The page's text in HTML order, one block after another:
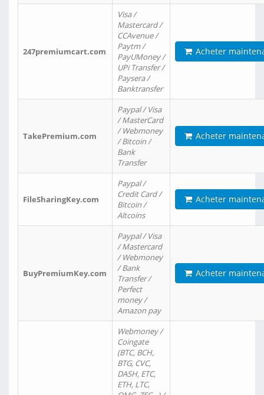
247premiumcart.com
Visa /
Mastercard /
CCAvenue /
Paytm /
PayUMoney /
UPi Transfer /
Paysera /
Banktransfer
Acheter
TakePremium.com
Paypal / Visa
/ MasterCard
/ Webmoney
/ Bitcoin /
Bank
Transfer
Acheter
FileSharingKey.com
Paypal /
Credit Card /
Bitcoin /
Altcoins
Acheter
BuyPremiumKey.com
Paypal / Visa
/ Mastercard
/ Webmoney
/ Bank
Transfer /
Perfect
money /
Amazon pay
Acheter
Webmoney /
Coingate
(BTC, BCH,
BTG, CVC,
DASH, ETC,
ETH, LTC,